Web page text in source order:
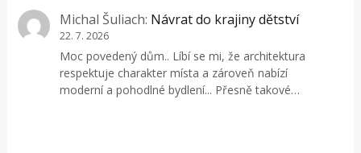
Michal Šuliach: Návrat do krajiny dětství
22. 7. 2026
Moc povedený dům.. Líbí se mi, že architektura
respektuje charakter místa a zároveň nabízí
moderní a pohodlné bydlení... Přesně takové…